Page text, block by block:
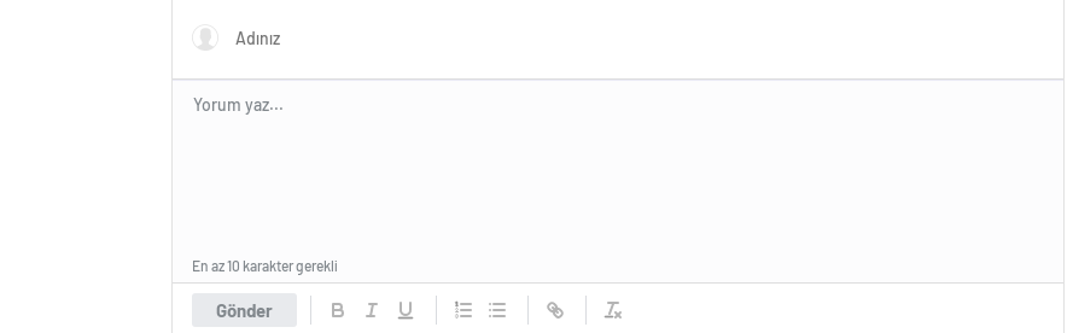
Gönder
En az 10 karakter gerekli